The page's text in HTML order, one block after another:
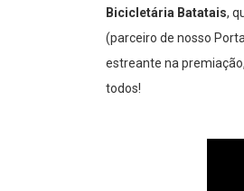
Bicicletária Batatais,
(parceiro de nosso
estreante na
todos!